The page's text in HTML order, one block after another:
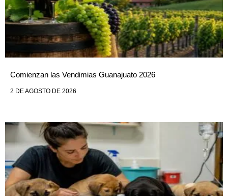
Comienzan las Vendimias Guanajuato 2026
2 DE AGOSTO DE 2026